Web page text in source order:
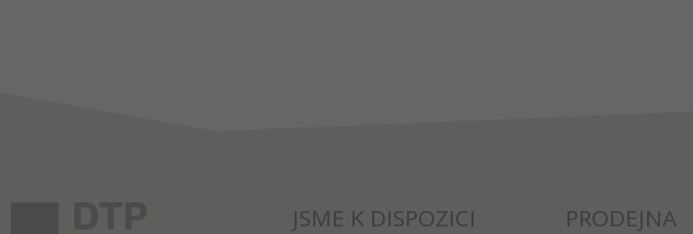
JSME K DISPOZICI PRODEJNA